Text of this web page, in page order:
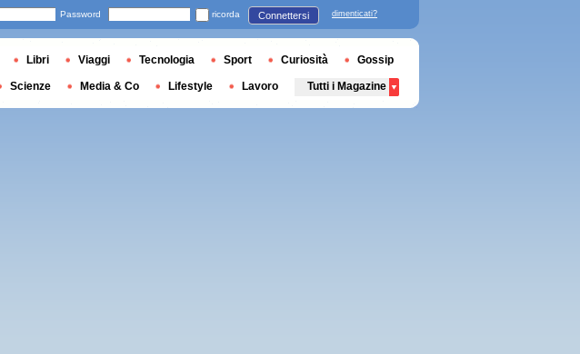
Password ricorda Connettersi dimenticati?
Libri Viaggi Tecnologia Sport Curiosità Gossip
Scienze Media & Co Lifestyle Lavoro Tutti i Magazine